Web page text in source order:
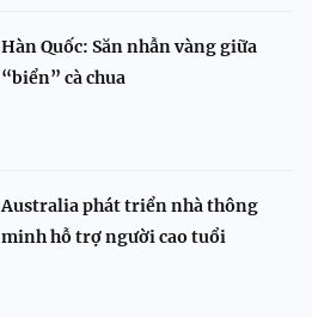
Hàn Quốc: Săn nhẫn vàng giữa
“biển” cà chua
Australia phát triển nhà thông
minh hỗ trợ người cao tuổi